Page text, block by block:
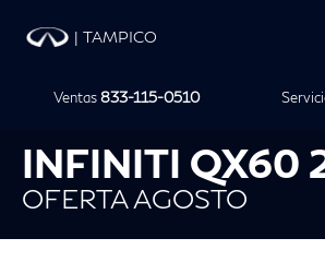
| TAMPICO
Ventas 833-115-0510
INFINITI QX60
OFERTA AGOSTO